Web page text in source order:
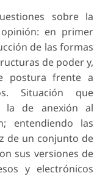
sobre la
en primer
de las formas
de poder y,
postura frente a
Situación que
la de anexión al
entendiendo las
de un conjunto de
sus versiones de
y electrónicos